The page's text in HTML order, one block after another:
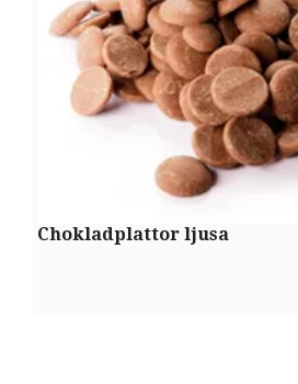
Chokladplattor ljusa